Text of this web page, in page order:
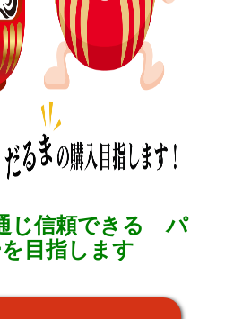
じ信頼できる パ
目指します